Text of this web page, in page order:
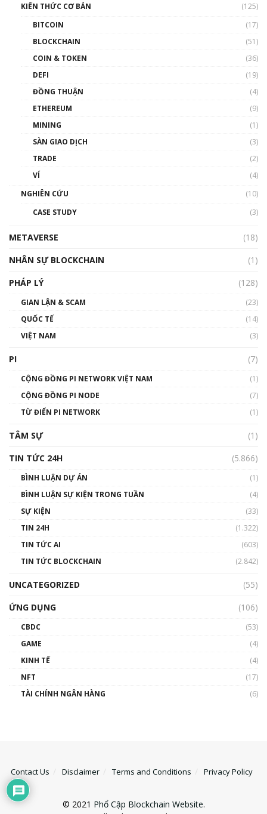
00:43:47
như thể nào?
00:39:31
Phổ cập Blockchain
thống & Crypto qua các cuộc chiến | Phổ cập
01:32:59
gió ấm
Talkshow 14: MemeCoin – Trò đùa tỷ đô
01:29:26
KIẾN THỨC CƠ BẢN
(125)
BITCOIN
(17)
BLOCKCHAIN
(51)
COIN & TOKEN
(36)
DEFI
(19)
ĐỒNG THUẬN
(4)
ETHEREUM
(9)
MINING
(1)
SÀN GIAO DỊCH
(3)
TRADE
(2)
VÍ
(4)
NGHIÊN CỨU
(10)
CASE STUDY
(3)
METAVERSE
(18)
NHÂN SỰ BLOCKCHAIN
(1)
PHÁP LÝ
(128)
GIAN LẬN & SCAM
(23)
QUỐC TẾ
(14)
VIỆT NAM
(3)
PI (7)
CỘNG ĐỒNG PI NETWORK VIỆT NAM
(1)
CỘNG ĐỒNG PI NODE
(7)
TỪ ĐIỂN PI NETWORK
(1)
TÂM SỰ
(1)
TIN TỨC 24H
(5.866)
BÌNH LUẬN DỰ ÁN
(1)
BÌNH LUẬN SỰ KIỆN TRONG TUẦN
(4)
SỰ KIỆN
(33)
TIN 24H
(1.322)
TIN TỨC AI
(603)
TIN TỨC BLOCKCHAIN
(2.842)
UNCATEGORIZED
(55)
ỨNG DỤNG
(106)
CBDC
(53)
GAME
(4)
KINH TẾ
(4)
NFT
(17)
TÀI CHÍNH NGÂN HÀNG
(6)
Contact Us Disclaimer Terms and Conditions Privacy Policy
© 2021 Phổ Cập Blockchain Website.